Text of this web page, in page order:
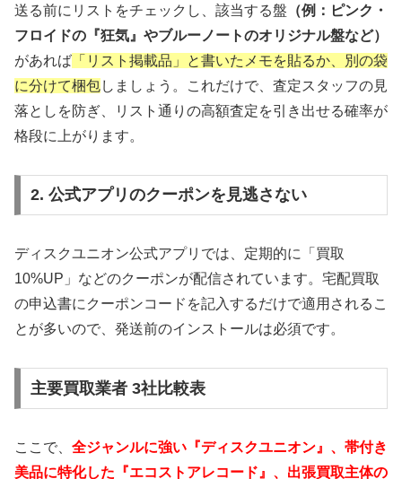
エコストアレコードで査定開始
🐝 BeeRecords：利用者350万人突破の安心
📊 グループ全体 350万人 の利用実績
📱
マイページで リアルタイム
進捗確認
📦
宅配キット 最大10個 まで無料提供
どんなジャンル・状態のレコードでも査定対象。古
買取にも対応いたします。
送る前にリストをチェックし、該当する盤 （例：ピンク・
フロイドの『狂気』やブルーノートのオリジナル盤など）
があれば 「リスト掲載品」と書いたメモを貼るか、別の袋
に分けて梱包しましょう。これだけで、査定スタッフの見
落としを防ぎ、リスト通りの高額査定を引き出せる確率が
格段に上がります。
2. 公式アプリのクーポンを見逃さない
ディスクユニオン公式アプリでは、定期的に「買取
10%UP」などのクーポンが配信されています。宅配買取
の申込書にクーポンコードを記入するだけで適用されるこ
とが多いので、発送前のインストールは必須です。
主要買取業者 3社比較表
ここで、 全ジャンルに強い『ディスクユニオン』、帯付き
美品に特化した『エコストアレコード』、出張買取主体の